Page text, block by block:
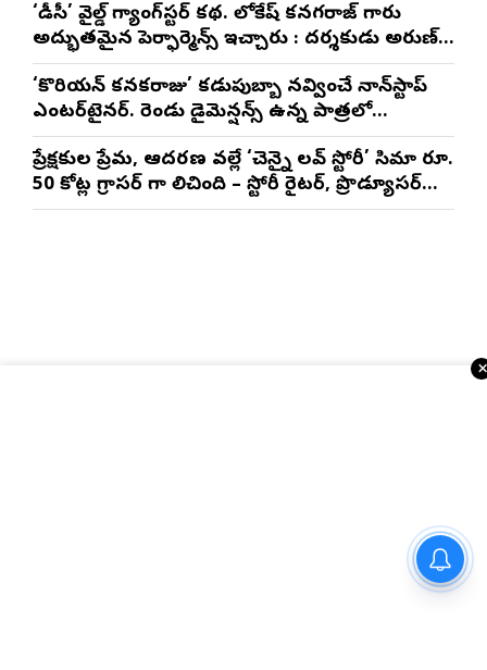
‘డీసీ’ వైల్డ్ గ్యాంగ్‌స్టర్ కథ. లోకేష్ కనగరాజ్ గారు
అద్భుతమైన పెర్ఫార్మెన్స్ ఇచ్చారు : దర్శకుడు అరుణ్
మాథేశ్వరన్
‘కొరియన్ కనకరాజు’ కడుపుబ్బా నవ్వించే నాన్‌స్టాప్
ఎంటర్‌టైనర్. రెండు డైమెన్షన్స్ ఉన్న పాత్రలో
నటించడం చాలా సంతృప్తినిచ్చింది : వరుణ్ తేజ్
ప్రేక్షకుల ప్రేమ, ఆదరణ వల్లే ‘చెన్నై లవ్ స్టోరీ’ సినిమా రూ.
50 కోట్ల గ్రాసర్ గా నిలిచింది – స్టోరీ రైటర్, ప్రొడ్యూసర్
సాయి రాజేష్